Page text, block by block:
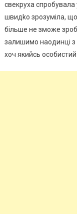
свекруха спробувала
швидkо зрозуміла,
більше не зможе
залишимо наодинці
хоч якийсь особистий